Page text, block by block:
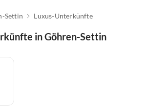
Settin Luxus-Unterkünfte
in Göhren-Settin